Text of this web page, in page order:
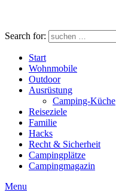
Search for:
Start
Wohnmobile
Outdoor
Ausrüstung
Camping-Küche
Reiseziele
Familie
Hacks
Recht & Sicherheit
Campingplätze
Campingmagazin
Menu